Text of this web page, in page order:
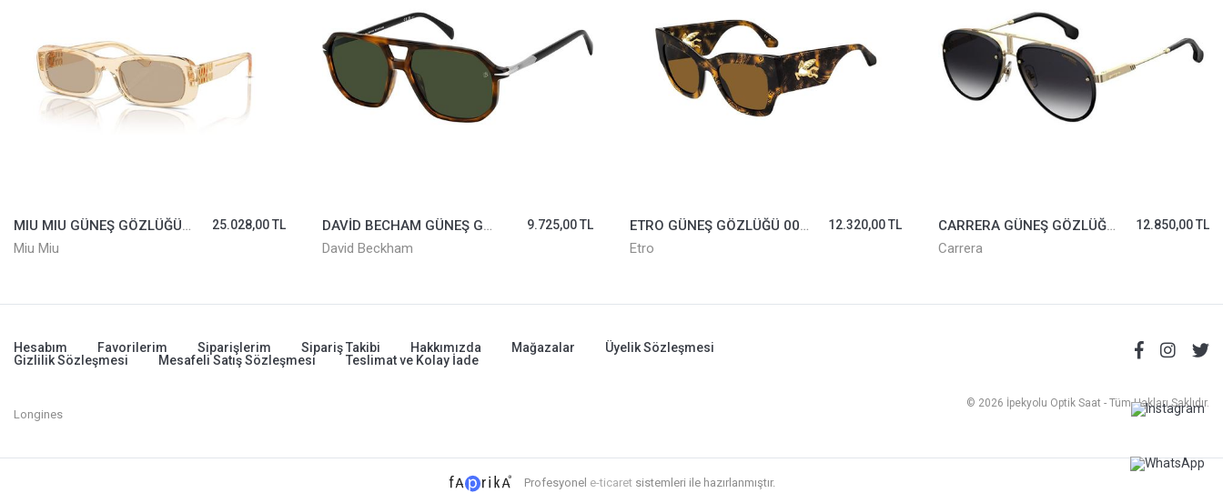
MIU MIU GÜNEŞ GÖZLÜĞÜ SMU08Z-11T40F
Miu Miu
25.028,00 TL
DAVİD BECHAM GÜNEŞ GÖZLÜĞÜ DB1172/S-6C5QT
David Beckham
9.725,00 TL
ETRO GÜNEŞ GÖZLÜĞÜ 0076/S-H7P70
Etro
12.320,00 TL
CARRERA GÜNEŞ GÖZLÜĞÜ GLORY-RHL9O
Carrera
12.850,00 TL
Hesabım Favorilerim Siparişlerim Sipariş Takibi Hakkımızda Mağazalar
Üyelik Sözleşmesi
Gizlilik Sözleşmesi
Mesafeli Satış Sözleşmesi Teslimat ve Kolay İade
Longines
© 2026 İpekyolu Optik Saat - Tüm Hakları Saklıdır.
Profesyonel e-ticaretsistemleri ile hazırlanmıştır.